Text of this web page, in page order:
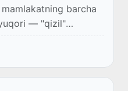
barcha
— "qizil"
e’lon qilindi.